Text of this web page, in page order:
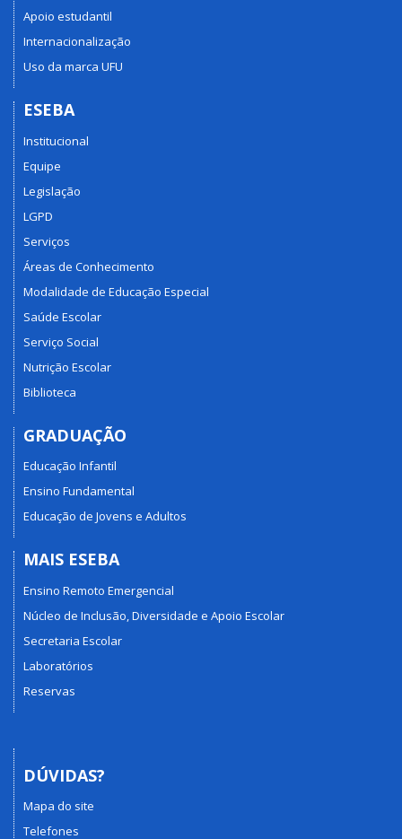
Apoio estudantil
Internacionalização
Uso da marca UFU
ESEBA
Institucional
Equipe
Legislação
LGPD
Serviços
Áreas de Conhecimento
Modalidade de Educação Especial
Saúde Escolar
Serviço Social
Nutrição Escolar
Biblioteca
GRADUAÇÃO
Educação Infantil
Ensino Fundamental
Educação de Jovens e Adultos
MAIS ESEBA
Ensino Remoto Emergencial
Núcleo de Inclusão, Diversidade e Apoio Escolar
Secretaria Escolar
Laboratórios
Reservas
DÚVIDAS?
Mapa do site
Telefones